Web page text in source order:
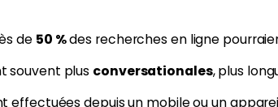
de 50 %des recherches en ligne
souvent plus conversationales, plus
effectuées depuis un mobile ou un